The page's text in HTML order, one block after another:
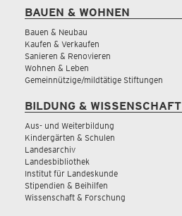
BAUEN & WOHNEN
Bauen & Neubau
Kaufen & Verkaufen
Sanieren & Renovieren
Wohnen & Leben
Gemeinnützige/mildtätige Stiftungen
BILDUNG & WISSENSCHAFT
Aus- und Weiterbildung
Kindergärten & Schulen
Landesarchiv
Landesbibliothek
Institut für Landeskunde
Stipendien & Beihilfen
Wissenschaft & Forschung